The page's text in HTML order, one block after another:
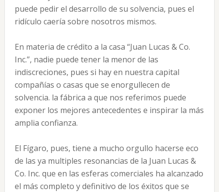
puede pedir el desarrollo de su solvencia, pues el
ridículo caería sobre nosotros mismos.
En materia de crédito a la casa “Juan Lucas & Co.
Inc.”, nadie puede tener la menor de las
indiscreciones, pues si hay en nuestra capital
compañías o casas que se enorgullecen de
solvencia. la fábrica a que nos referimos puede
exponer los mejores antecedentes e inspirar la más
amplia confianza.
El Fígaro, pues, tiene a mucho orgullo hacerse eco
de las ya multiples resonancias de la Juan Lucas &
Co. Inc. que en las esferas comerciales ha alcanzado
el más completo y definitivo de los éxitos que se